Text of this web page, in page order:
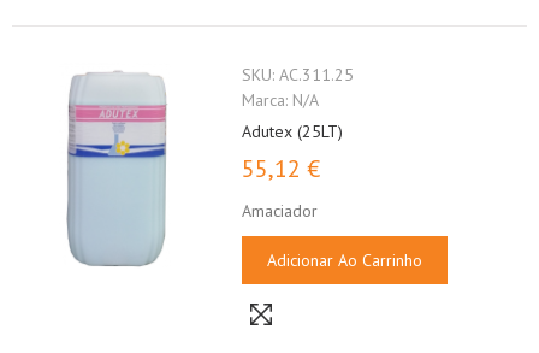
SKU:AC.311.25
Marca: N/A
Adutex (25LT)
55,12 €
Amaciador
Adicionar Ao Carrinho